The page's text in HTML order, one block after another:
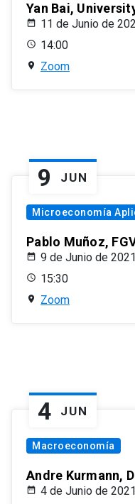
Yan Bai,
11 de Junio de
14:00
Zoom
9 JUN
Microeconomía
Pablo Muñoz,
9 de Junio de 2021
15:30
Zoom
4 JUN
Macroeconomía
Andre Kurmann,
4 de Junio de 2021